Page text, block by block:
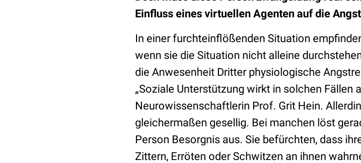
Einfluss eines virtuellen Agenten auf die
In einer furchteinflößenden Situation
wenn sie die Situation nicht alleine
die Anwesenheit Dritter physiologische
„Soziale Unterstützung wirkt in solchen Fällen
Neurowissenschaftlerin Prof. Grit Hein.
gleichermaßen gesellig. Bei manchen löst
Person Besorgnis aus. Sie befürchten, dass
Zittern, Erröten oder Schwitzen an ihnen